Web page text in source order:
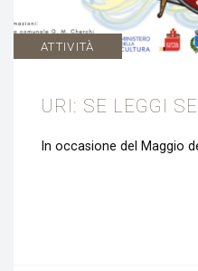
ATTIVITÀ
URI: SE LEGGI
In occasione del Maggio